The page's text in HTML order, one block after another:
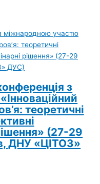
з
теоретичні
(27-29
ДНУ «ЦІТОЗ»